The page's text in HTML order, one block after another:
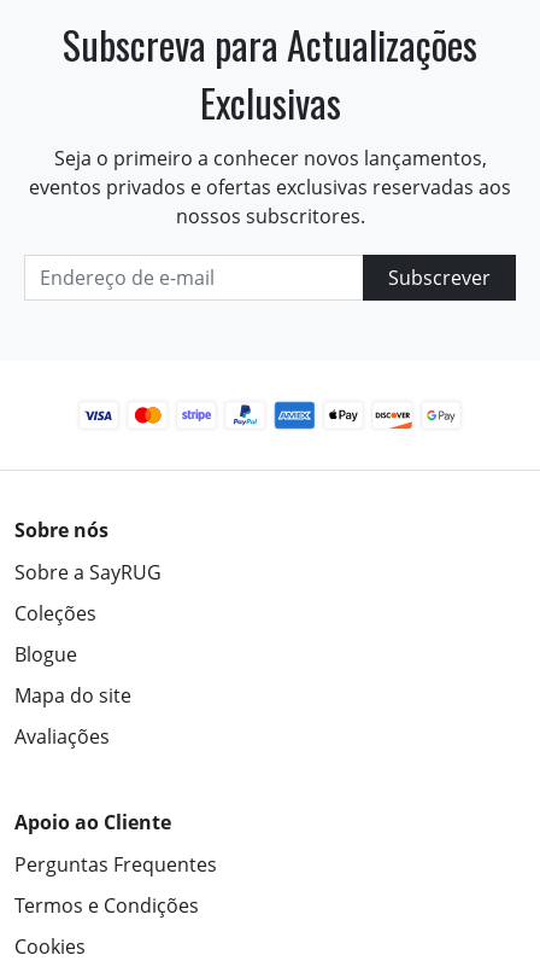
Subscreva para Actualizações
Exclusivas
Seja o primeiro a conhecer novos lançamentos,
eventos privados e ofertas exclusivas reservadas aos
nossos subscritores.
Subscrever
Sobre nós
Sobre a SayRUG
Coleções
Blogue
Mapa do site
Avaliações
Apoio ao Cliente
Perguntas Frequentes
Termos e Condições
Cookies